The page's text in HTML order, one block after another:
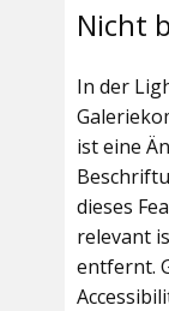
Nicht
In der
ist eine
dieses
relevant
entfernt.